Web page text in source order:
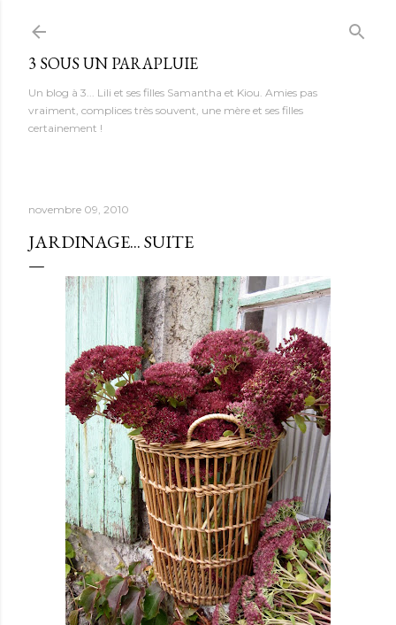
3 SOUS UN PARAPLUIE
Un blog à 3... Lili et ses filles Samantha et Kiou. Amies pas
vraiment, complices très souvent, une mère et ses filles
certainement !
novembre 09, 2010
JARDINAGE... SUITE